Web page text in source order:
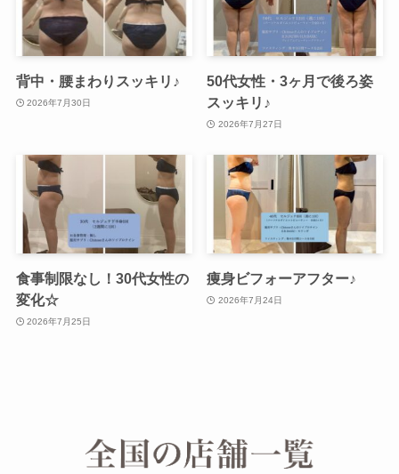
背中・腰まわりスッキリ♪
2026年7月30日
50代女性・3ヶ月で後ろ姿
スッキリ♪
2026年7月27日
食事制限なし！30代女性の
変化☆
2026年7月25日
痩身ビフォーアフター♪
2026年7月24日